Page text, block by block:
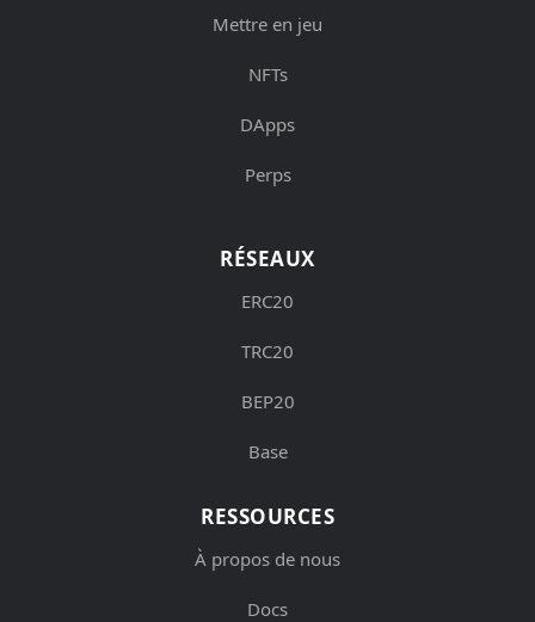
Mettre en jeu
NFTs
DApps
Perps
RÉSEAUX
ERC20
TRC20
BEP20
Base
RESSOURCES
À propos de nous
Docs